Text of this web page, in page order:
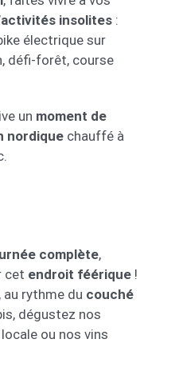
activités insolites:
électrique sur
défi-forêt, course
un moment de
nordiquechauffé à
complète,
cet endroit féérique!
rythme du couché
dégustez nos
ou nos vins